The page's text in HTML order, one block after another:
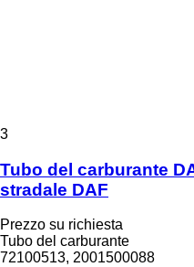
3
Tubo del carburante
stradale DAF
Prezzo su richiesta
Tubo del carburante
72100513, 2001500088